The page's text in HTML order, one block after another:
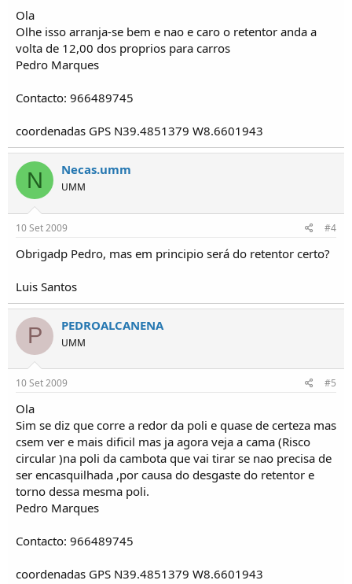
Ola
Olhe isso arranja-se bem e nao e caro o retentor anda a
volta de 12,00 dos proprios para carros
Pedro Marques
Contacto: 966489745
coordenadas GPS N39.4851379 W8.6601943
N Necas.umm
UMM
10 Set 2009 #4
Obrigadp Pedro, mas em principio será do retentor certo?
Luis Santos
P PEDROALCANENA
UMM
10 Set 2009 #5
Ola
Sim se diz que corre a redor da poli e quase de certeza mas
csem ver e mais dificil mas ja agora veja a cama (Risco
circular )na poli da cambota que vai tirar se nao precisa de
ser encasquilhada ,por causa do desgaste do retentor e
torno dessa mesma poli.
Pedro Marques
Contacto: 966489745
coordenadas GPS N39.4851379 W8.6601943